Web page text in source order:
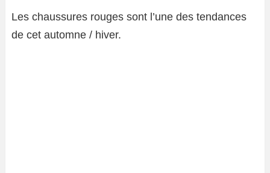
Les chaussures rouges sont l’une des tendances
de cet automne / hiver.